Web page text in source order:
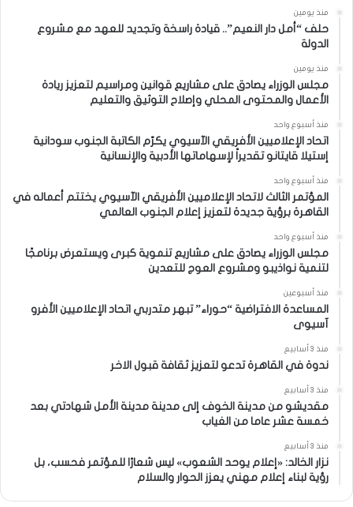
منذ يومين
حلف “أمل دار النعيم”.. قيادة راسخة وتجديد للعهد مع مشروع
الدولة
منذ يومين
مجلس الوزراء يصادق على مشاريع قوانين ومراسيم لتعزيز ريادة
الأعمال والمحتوى المحلي وإصلاح التوثيق والتعليم
منذ أسبوع واحد
اتحاد الإعلاميين الأفريقي الآسيوي يكرّم الكاتبة الجنوب سودانية
إستيلا قايتانو تقديراً لإسهاماتها الأدبية والإنسانية
منذ أسبوع واحد
المؤتمر الثالث لاتحاد الإعلاميين الأفريقي الآسيوي يختتم أعماله في
القاهرة برؤية جديدة لتعزيز إعلام الجنوب العالمي
منذ أسبوع واحد
مجلس الوزراء يصادق على مشاريع تنموية كبرى ويستعرض برنامجًا
لتنمية نواذيبو ومشروع العوج للتعدين
منذ أسبوعين
المساعدة الافتراضية “حوراء” تبهر متدربي اتحاد الإعلاميين الأفرو
آسيوى
منذ 3 أسابيع
ندوة في القاهرة تدعو لتعزيز ثقافة قبول الاخر
منذ 3 أسابيع
مقديشو من مدينة الخوف إلى مدينة مدينة الأمل شهادتي بعد
خمسة عشر عاما من الغياب
منذ 3 أسابيع
نزار الخالد: «إعلام يوحد الشعوب» ليس شعارًا للمؤتمر فحسب، بل
رؤية لبناء إعلام مهني يعزز الحوار والسلام